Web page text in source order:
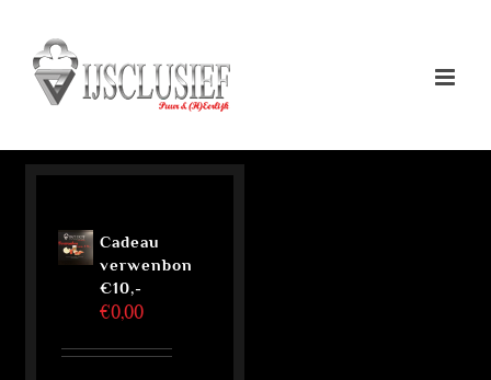
inhoud
Cadeau
verwenbon
€10,-
€0,00